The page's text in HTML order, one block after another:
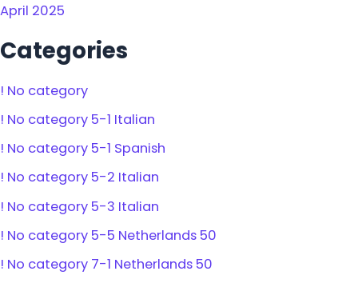
April 2025
Categories
! No category
! No category 5-1 Italian
! No category 5-1 Spanish
! No category 5-2 Italian
! No category 5-3 Italian
! No category 5-5 Netherlands 50
! No category 7-1 Netherlands 50